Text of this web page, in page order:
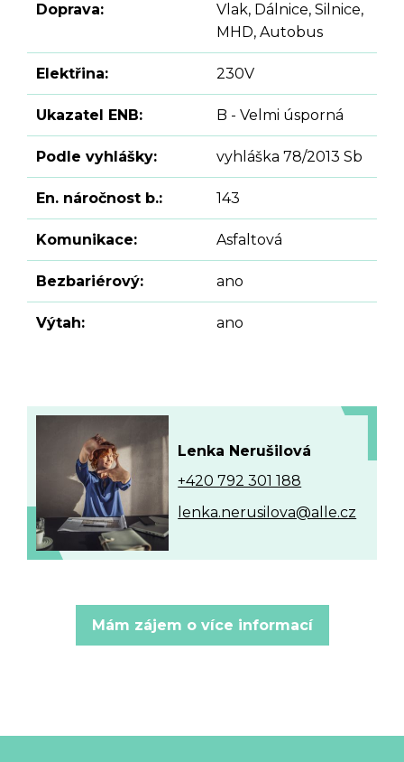
Doprava:
Vlak, Dálnice, Silnice,
MHD, Autobus
Elektřina: 230V
Ukazatel ENB: B - Velmi úsporná
Podle vyhlášky: vyhláška 78/2013 Sb
En. náročnost b.: 143
Komunikace: Asfaltová
Bezbariérový: ano
Výtah: ano
Lenka Nerušilová
+420 792 301 188
lenka.nerusilova@alle.cz
Mám zájem o více informací